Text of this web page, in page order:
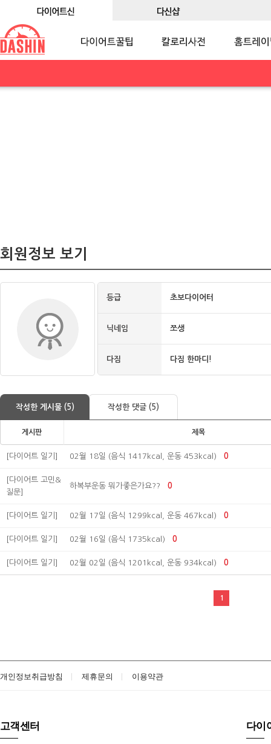
회원정보 보기
등급 초보다이어터
닉네임 쪼생
다짐 다짐 한마디!
작성한 게시물 (5) 작성한 댓글 (5)
게시판 제목
[다이어트 일기] 02월 18일 (음식 1417kcal, 운동 453kcal) 0
[다이어트 고민&
질문]
하복부운동 뭐가좋은가요?? 0
[다이어트 일기] 02월 17일 (음식 1299kcal, 운동 467kcal) 0
[다이어트 일기] 02월 16일 (음식 1735kcal) 0
[다이어트 일기] 02월 02일 (음식 1201kcal, 운동 934kcal) 0
1
개인정보취급방침 제휴문의 이용약관
고객센터 다이